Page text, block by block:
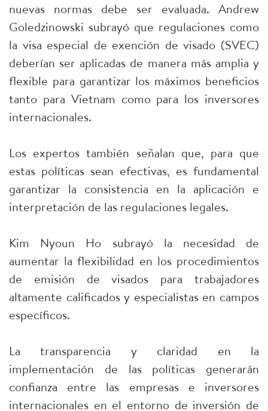
nuevas normas debe ser evaluada. Andrew
Goledzinowski subrayó que regulaciones como
la visa especial de exención de visado (SVEC)
deberían ser aplicadas de manera más amplia y
flexible para garantizar los máximos beneficios
tanto para Vietnam como para los inversores
internacionales.
Los expertos también señalan que, para que
estas políticas sean efectivas, es fundamental
garantizar la consistencia en la aplicación e
interpretación de las regulaciones legales.
Kim Nyoun Ho subrayó la necesidad de
aumentar la flexibilidad en los procedimientos
de emisión de visados para trabajadores
altamente calificados y especialistas en campos
específicos.
La transparencia y claridad en la
implementación de las políticas generarán
confianza entre las empresas e inversores
internacionales en el entorno de inversión de